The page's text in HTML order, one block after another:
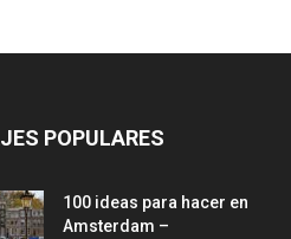
POPULARES
100 ideas para hacer en
Amsterdam –